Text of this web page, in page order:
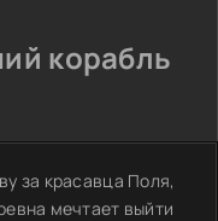
корабль
за красавца Поля,
мечтает выйти